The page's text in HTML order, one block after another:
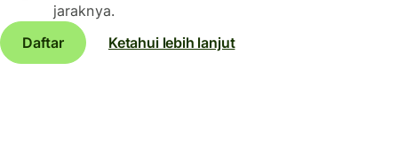
jaraknya.
Daftar
Ketahui lebih lanjut